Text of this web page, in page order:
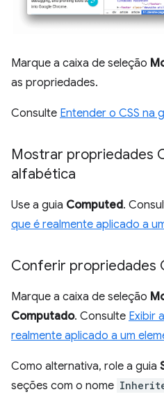
Marque a caixa de seleção
as propriedades.
Consulte Entender o CSS na
Mostrar propriedades
alfabética
Use a guia Computed.
que é realmente aplicado a
Conferir propriedades
Marque a caixa de seleção
Computado. Consulte Exibir
realmente aplicado a um
Como alternativa, role a guia
seções com o nome